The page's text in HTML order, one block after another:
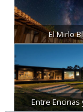
El Mirlo
Entre Encinas